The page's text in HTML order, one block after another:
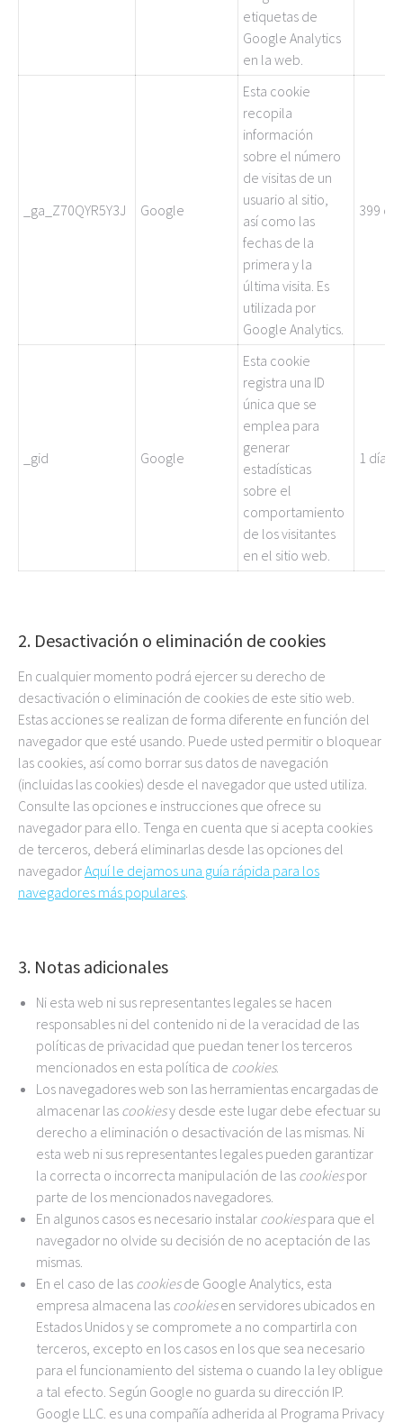
etiquetas de
Google Analytics
en la web.
_ga_Z70QYR5Y3J Google
Esta cookie
recopila
información
sobre el número
de visitas de un
usuario al sitio,
así como las
fechas de la
primera y la
última visita. Es
utilizada por
Google Analytics.
399
_gid Google
Esta cookie
registra una ID
única que se
emplea para
generar
estadísticas
sobre el
comportamiento
de los visitantes
en el sitio web.
1 día
2. Desactivación o eliminación de cookies
En cualquier momento podrá ejercer su derecho de
desactivación o eliminación de cookies de este sitio web.
Estas acciones se realizan de forma diferente en función del
navegador que esté usando. Puede usted permitir o bloquear
las cookies, así como borrar sus datos de navegación
(incluidas las cookies) desde el navegador que usted utiliza.
Consulte las opciones e instrucciones que ofrece su
navegador para ello. Tenga en cuenta que si acepta cookies
de terceros, deberá eliminarlas desde las opciones del
navegadorAquí le dejamos una guía rápida para los
navegadores más populares.
3. Notas adicionales
Ni esta web ni sus representantes legales se hacen
responsables ni del contenido ni de la veracidad de las
políticas de privacidad que puedan tener los terceros
mencionados en esta política de cookies.
Los navegadores web son las herramientas encargadas de
almacenar las cookiesy desde este lugar debe efectuar su
derecho a eliminación o desactivación de las mismas. Ni
esta web ni sus representantes legales pueden garantizar
la correcta o incorrecta manipulación de las cookiespor
parte de los mencionados navegadores.
En algunos casos es necesario instalar cookiespara que el
navegador no olvide su decisión de no aceptación de las
mismas.
En el caso de las cookiesde Google Analytics, esta
empresa almacena las cookiesen servidores ubicados en
Estados Unidos y se compromete a no compartirla con
terceros, excepto en los casos en los que sea necesario
para el funcionamiento del sistema o cuando la ley obligue
a tal efecto. Según Google no guarda su dirección IP.
Google LLC. es una compañía adherida al Programa Privacy